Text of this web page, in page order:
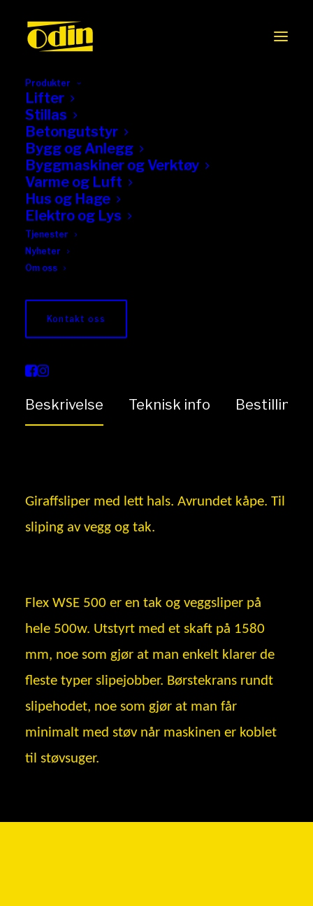
Produkter
Lifter
Stillas
Betongutstyr
Bygg og Anlegg
Byggmaskiner og Verktøy
Varme og Luft
Hus og Hage
Elektro og Lys
Tjenester
Nyheter
Om oss
Kontakt oss
Giraffsliper Flex WSE
Beskrivelse Teknisk info Bestilling
Giraffsliper med lett hals. Avrundet kåpe. Til
sliping av vegg og tak.
Flex WSE 500 er en tak og veggsliper på
hele 500w. Utstyrt med et skaft på 1580
mm, noe som gjør at man enkelt klarer de
fleste typer slipejobber. Børstekrans rundt
slipehodet, noe som gjør at man får
minimalt med støv når maskinen er koblet
til støvsuger.